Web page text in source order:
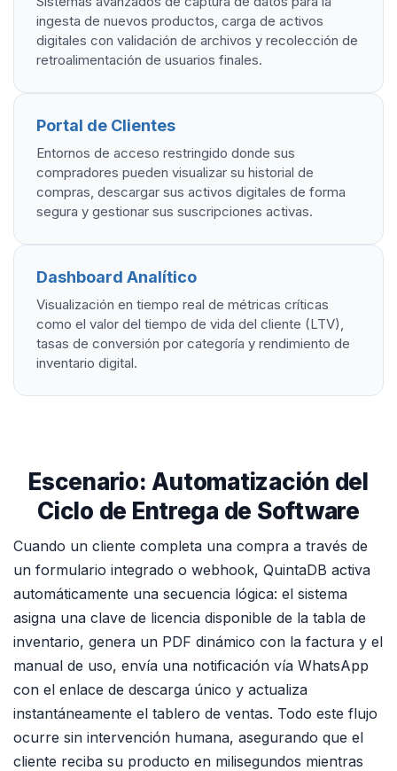
ingesta de nuevos productos, carga de activos
digitales con validación de archivos y recolección de
retroalimentación de usuarios finales.
Portal de Clientes
Entornos de acceso restringido donde sus
compradores pueden visualizar su historial de
compras, descargar sus activos digitales de forma
segura y gestionar sus suscripciones activas.
Dashboard Analítico
Visualización en tiempo real de métricas críticas
como el valor del tiempo de vida del cliente (LTV),
tasas de conversión por categoría y rendimiento de
inventario digital.
Escenario: Automatización del
Ciclo de Entrega de Software
Cuando un cliente completa una compra a través de
un formulario integrado o webhook, QuintaDB activa
automáticamente una secuencia lógica: el sistema
asigna una clave de licencia disponible de la tabla de
inventario, genera un PDF dinámico con la factura y el
manual de uso, envía una notificación vía WhatsApp
con el enlace de descarga único y actualiza
instantáneamente el tablero de ventas. Todo este flujo
ocurre sin intervención humana, asegurando que el
cliente reciba su producto en milisegundos mientras